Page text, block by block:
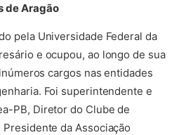
de Aragão
pela Universidade Federal da
e ocupou, ao longo de sua
cargos nas entidades
Foi superintendente e
PB, Diretor do Clube de
Presidente da Associação